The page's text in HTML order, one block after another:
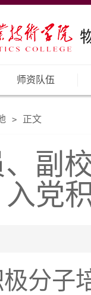
师资队伍
> 正文
副
入党
分子